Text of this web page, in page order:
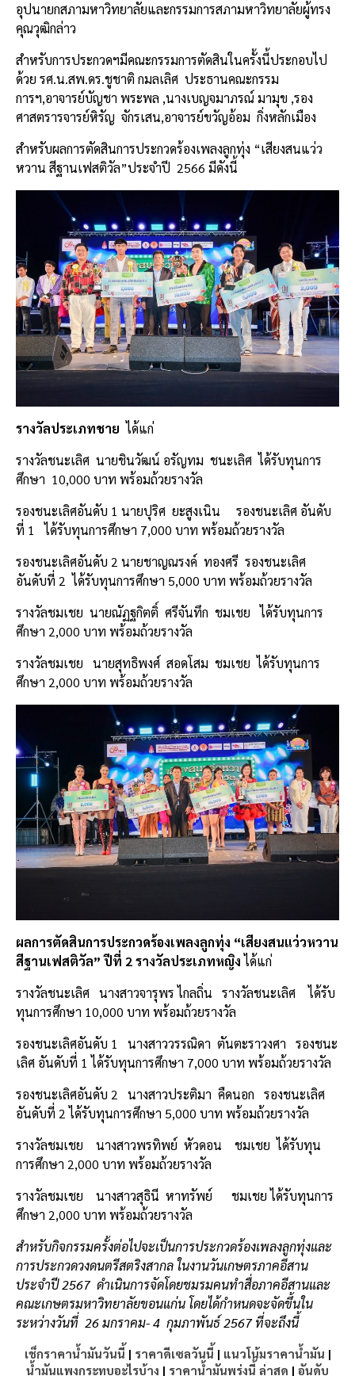
อุปนายกสภามหาวิทยาลัยและกรรมการสภามหาวิทยาลัยผู้ทรง
คุณวุฒิกล่าว
สำหรับการประกวดฯมีคณะกรรมการตัดสินในครั้งนี้ประกอบไป
ด้วย รศ.น.สพ.ดร.ชูชาติ กมลเลิศ ประธานคณะกรรม
การฯ,อาจารย์บัญชา พระพล ,นางเบญจมาภรณ์ มามุข ,รอง
ศาสตรารจารย์หิรัญ จักรเสน,อาจารย์ขวัญอ้อม กิ่งหลักเมือง
สำหรับผลการตัดสินการประกวดร้องเพลงลูกทุ่ง “เสียงสนแว่ว
หวาน สีฐานเฟสติวัล”ประจำปี 2566 มีดังนี้
รางวัลประเภทชาย ได้แก่
รางวัลชนะเลิศ นายชินวัฒน์ อรัญทม ชนะเลิศ ได้รับทุนการ
ศึกษา 10,000 บาท พร้อมถ้วยรางวัล
รองชนะเลิศอันดับ 1 นายปุริศ ยะสูงเนิน
รองชนะเลิศ อันดับ
ที่ 1
ได้รับทุนการศึกษา 7,000 บาท พร้อมถ้วยรางวัล
รองชนะเลิศอันดับ 2 นายชาญณรงค์ ทองศรี รองชนะเลิศ
อันดับที่ 2 ได้รับทุนการศึกษา 5,000 บาท พร้อมถ้วยรางวัล
รางวัลชมเชย นายณัฏฐกิตติ์ ศรีจันทึก ชมเชย
ได้รับทุนการ
ศึกษา 2,000 บาท พร้อมถ้วยรางวัล
รางวัลชมเชย
นายสุทธิพงศ์ สอดโสม ชมเชย ได้รับทุนการ
ศึกษา 2,000 บาท พร้อมถ้วยรางวัล
ผลการตัดสินการประกวดร้องเพลงลูกทุ่ง “เสียงสนแว่วหวาน
สีฐานเฟสติวัล” ปีที่ 2 รางวัลประเภทหญิงได้แก่
รางวัลชนะเลิศ นางสาวจารุพร ไกลถิ่น รางวัลชนะเลิศ
ได้รับ
ทุนการศึกษา 10,000 บาท พร้อมถ้วยรางวัล
รองชนะเลิศอันดับ 1
นางสาววรรณิดา ตันตะราวงศา
รองชนะ
เลิศ อันดับที่ 1 ได้รับทุนการศึกษา 7,000 บาท พร้อมถ้วยรางวัล
รองชนะเลิศอันดับ 2
นางสาวประติมา คืดนอก
รองชนะเลิศ
อันดับที่ 2 ได้รับทุนการศึกษา 5,000 บาท พร้อมถ้วยรางวัล
รางวัลชมเชย
นางสาวพรทิพย์ หัวดอน ชมเชย ได้รับทุน
การศึกษา 2,000 บาท พร้อมถ้วยรางวัล
รางวัลชมเชย
นางสาวสุธินี หาทรัพย์
ชมเชย ได้รับทุนการ
ศึกษา 2,000 บาท พร้อมถ้วยรางวัล
สำหรับกิจกรรมครั้งต่อไปจะเป็นการประกวดร้องเพลงลูกทุ่งและ
การประกวดวงดนตรีสตริงสากล ในงานวันเกษตรภาคอีสาน
ประจำปี 2567 ดำเนินการจัดโดยชมรมคนทำสื่อภาคอีสานและ
คณะเกษตรมหาวิทยาลัยขอนแก่น โดยได้กำหนดจะจัดขึ้นใน
ระหว่างวันที่ 26 มกราคม- 4 กุมภาพันธ์ 2567 ที่จะถึงนี้
เช็กราคาน้ำมันวันนี้ | ราคาดีเซลวันนี้ | แนวโน้มราคาน้ำมัน |
น้ำมันแพงกระทบอะไรบ้าง | ราคาน้ำมันพรุ่งนี้ ล่าสุด | อันดับ